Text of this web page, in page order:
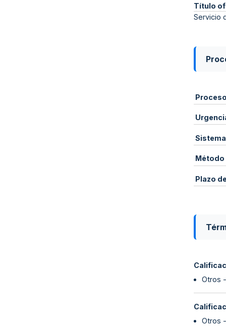
Título
Servicio
Proceso
Método
Plazo
Otros
Otros